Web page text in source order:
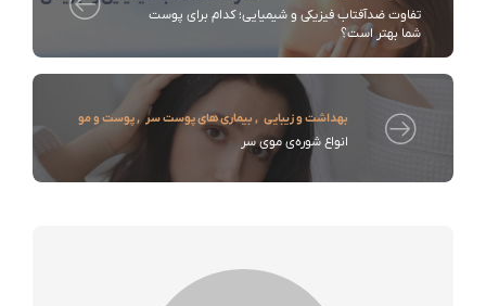
تفاوت ضدآفتاب فیزیکی و شیمیایی؛ کدام برای پوست
شما بهتر است؟
بهداشت و زیبایی , بیماری های پوست سر ,پوست و مو
انواع شوره‌ی موی سر